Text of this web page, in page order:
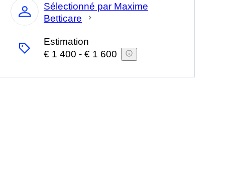
Expert
Sélectionné par Maxime
Betticare
Estimation
€ 1 400 - € 1 600